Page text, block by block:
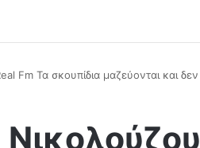
Fm Τα σκουπίδια μαζεύονται και